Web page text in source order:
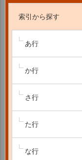
索引から探す
あ行
か行
さ行
た行
な行